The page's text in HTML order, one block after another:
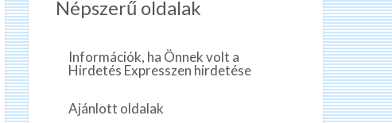
Népszerű oldalak
Információk, ha Önnek volt a
Hirdetés Expresszen hirdetése
Ajánlott oldalak